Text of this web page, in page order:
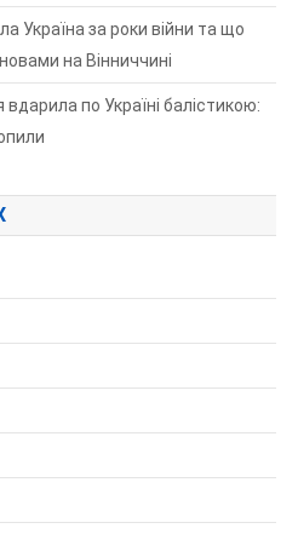
Україна за роки війни та що
на Вінниччині
по Україні балістикою: